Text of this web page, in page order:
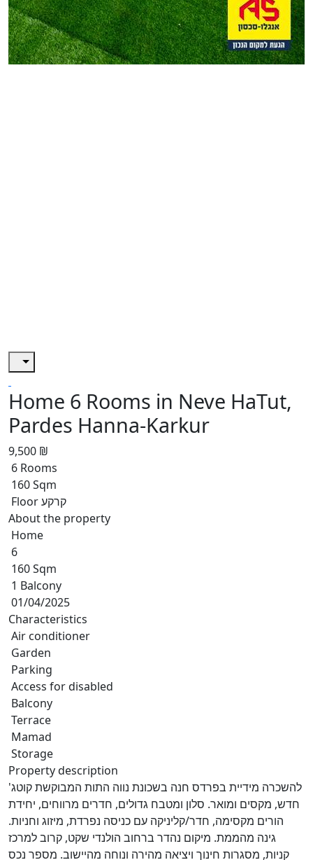
Home 6 Rooms in Neve HaTut,
Pardes Hanna-Karkur
9,500 ₪
6 Rooms
160 Sqm
Floor קרקע
About the property
Home
6
160 Sqm
1 Balcony
01/04/2025
Characteristics
Air conditioner
Garden
Parking
Access for disabled
Balcony
Terrace
Mamad
Storage
Property description
להשכרה מידיית בפרדס חנה בשכונת נווה התות המבוקשת קוטג'
חדש, מקסים ומואר. סלון ומטבח גדולים, חדרים מרווחים, יחידת
הורים מקסימה, חדר/קליניקה עם כניסה נפרדת, מיזוג וחניות.
גינה מהממת. מיקום נהדר ברחוב הולנדי שקט, קרוב למרכז
קניות, מסגרות חינוך ויציאה מהירה ונוחה מהיישוב. מספר נכס